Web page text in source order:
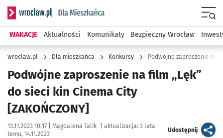
Serwis informacyjny wroclaw.pl podserwis: Dla mieszkańca
WAKACJE Aktualności Komunikaty Bezpieczny Wrocław
wroclaw.pl Dla mieszkańca Konkursy Podwójne zaproszenie na
Podwójne zaproszenie na film „Lęk”
do sieci kin Cinema City
[ZAKOŃCZONY]
Data publikacji:
13.11.2023 10:17 | Autor:
Magdalena Talik aktualizacja: 3 lata
temu, 14.11.2023
Udostępnijartykuł